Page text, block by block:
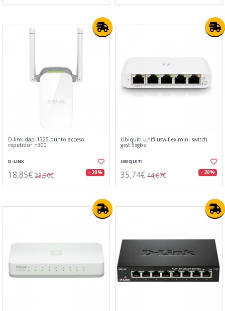
D-link dap-1325 punto acceso
repetidor n300
D-LINK
18,85€ 23,56€ - 20%
Ubiquiti unifi usw-flex-mini switch
gest 5xgbe
UBIQUITI
35,74€ 44,67€ - 20%